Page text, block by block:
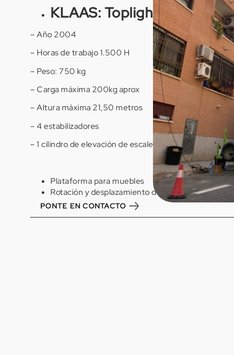
KLAAS: Toplight 21
– Año 2004
– Horas de trabajo 1.500 H
– Peso: 750 kg
– Carga máxima 200kg aprox
– Altura máxima 21,50 metros
– 4 estabilizadores
– 1 cilindro de elevación de escalera.
Plataforma para muebles
Rotación y desplazamiento de la plataforma
PONTE EN CONTACTO